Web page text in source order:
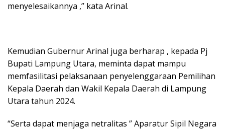
menyelesaikannya ,” kata Arinal.
Kemudian Gubernur Arinal juga berharap , kepada Pj
Bupati Lampung Utara, meminta dapat mampu
memfasilitasi pelaksanaan penyelenggaraan Pemilihan
Kepala Daerah dan Wakil Kepala Daerah di Lampung
Utara tahun 2024.
“Serta dapat menjaga netralitas ” Aparatur Sipil Negara